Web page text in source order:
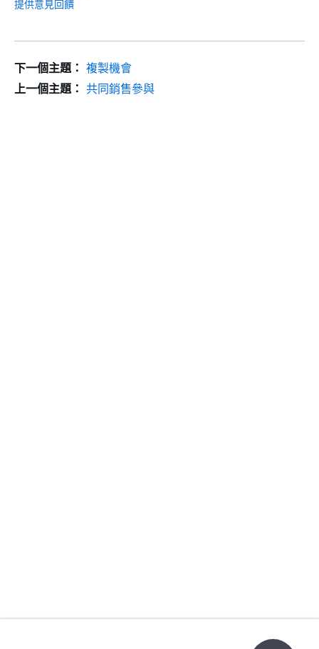
提供意見回饋
下一個主題： 複製機會
上一個主題： 共同銷售參與